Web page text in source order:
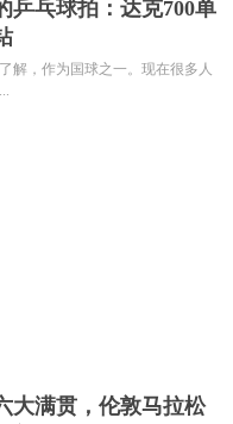
得单打冠军的“大满
乒乓球拍：达克700单
解，作为国球之一。现在很多人
大满贯，伦敦马拉松